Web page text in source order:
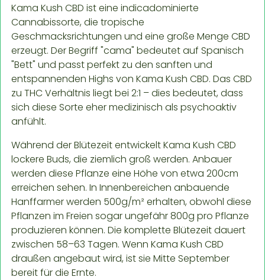
Kama Kush CBD ist eine indicadominierte
Cannabissorte, die tropische
Geschmacksrichtungen und eine große Menge CBD
erzeugt. Der Begriff "cama" bedeutet auf Spanisch
"Bett" und passt perfekt zu den sanften und
entspannenden Highs von Kama Kush CBD. Das CBD
zu THC Verhältnis liegt bei 2:1 – dies bedeutet, dass
sich diese Sorte eher medizinisch als psychoaktiv
anfühlt.
Während der Blütezeit entwickelt Kama Kush CBD
lockere Buds, die ziemlich groß werden. Anbauer
werden diese Pflanze eine Höhe von etwa 200cm
erreichen sehen. In Innenbereichen anbauende
Hanffarmer werden 500g/m² erhalten, obwohl diese
Pflanzen im Freien sogar ungefähr 800g pro Pflanze
produzieren können. Die komplette Blütezeit dauert
zwischen 58–63 Tagen. Wenn Kama Kush CBD
draußen angebaut wird, ist sie Mitte September
bereit für die Ernte.